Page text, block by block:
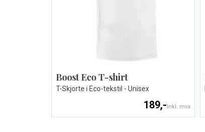
Boost Eco T-shirt
T-Skjorte i Eco-tekstil - Unisex
189,-Inkl. mva